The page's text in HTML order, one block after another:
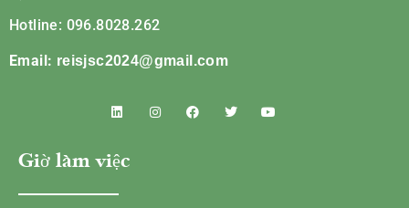
Hotline: 096.8028.262
Email: reisjsc2024@gmail.com
Giờ làm việc